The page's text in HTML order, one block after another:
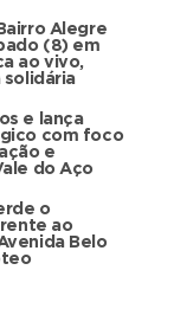
Alegre
(8) em
ao vivo,
solidária
e lança
com foco
e
do Aço
o
ao
Belo